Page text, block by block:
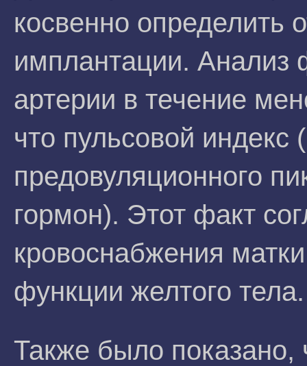
косвенно определить
имплантации.
артерии в течение
что пульсовой
предовуляционного
гормон). Этот факт
кровоснабжения
функции желтого тела.
Также было